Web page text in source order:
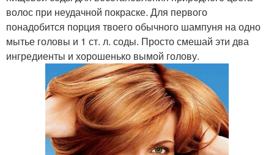
волос при неудачной покраске. Для первого
понадобится порция твоего обычного шампуня на одно
мытье головы и 1 ст. л. соды. Просто смешай эти два
ингредиенты и хорошенько вымой голову.